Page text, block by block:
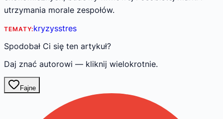
utrzymania morale zespołów.
TEMATY:kryzysstres
Spodobał Ci się ten artykuł?
Daj znać autorowi — kliknij wielokrotnie.
Fajne